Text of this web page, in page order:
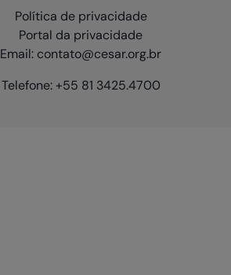
Política de privacidade
Portal da privacidade
Email: contato@cesar.org.br
Telefone: +55 81 3425.4700